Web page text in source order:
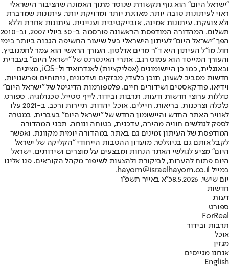
"ישראל היום" הוא גוף תקשורת שנוסד מתוך האמונה שהציבור הישראלי
ראוי לעיתונות טובה יותר, מאוזנת יותר ומדויקת יותר. עיתונות שמדברת
ולא צועקת. עיתונות אמינה, אובייקטיבית ועניינית. עיתונות אחרת וללא
תשלום. המהדורה המודפסת הראשונה פורסמה ב-30 ביולי 2007, וב-2010
הפך "ישראל היום" לעיתון הישראלי בעל שיעור החשיפה הגבוה ביותר בימי
חול. מו"ל העיתון היא ד"ר מרים אדלסון. העורך הראשי הוא עמר לחמנוביץ,
והעורך המייסד הוא עמוס רגב. אתרי האינטרנט של "ישראל היום" בעברית
ובאנגלית, כמו כן היישומונים (אפליקציות) לאנדרואיד ול-iOS, מציגים
חדשות מסביב לשעון, תוכן בלעדי, מבזקים ועדכונים, ניתוחים ופרשנויות,
וידיאו, פודקאסטים ושידורים חיים. פלטפורמות הדיגיטל של "ישראל היום"
כוללות ערוצי חדשות ודעות, תרבות ובידור, לייף סטייל, טכנולוגיה, ספורט,
כלכלה וצרכנות, בריאות, חיילים, אוכל, יהדות, תיירות ורכב. ב-2021 עלו
לאוויר האתר החדש והיישומון החדש של "ישראל היום" בעברית, במטרה
לספק לגולשים חוויה מהירה, עדכנית, בטוחה ונוחה. תכני המהדורה
המודפסת של העיתון זמינים גם באתר, במהדורה יומית מקוונת, ואפשר
לקבל אותם גם בניוזלטר. מועדון ההטבות הייחודי "הקליקה של ישראל
היום" מציע לגולשי האתר הנחות ומבצעים על מוצרים ושירותים. ישראל
היום פתוח להערות, לביקורת ולהצעות לשיפור מקהל הקוראים. פנו אלינו
במייל hayom@israelhayom.co.il.
יום שישי, 8.5.2026
כ"א באייר תשפ"ו
חדשות
דעות
ספורט
ForReal
תרבות ובידור
אוכל
מגזין
אנחנו מגייסים
English